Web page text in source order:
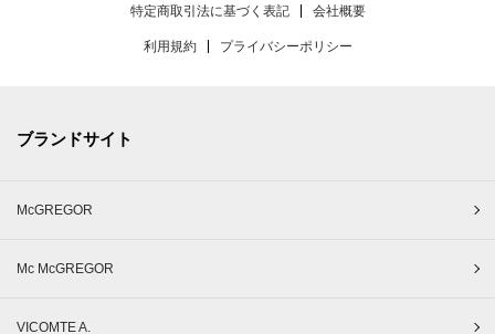
特定商取引法に基づく表記 会社概要
利用規約 プライバシーポリシー
ブランドサイト
McGREGOR
Mc McGREGOR
VICOMTE A.